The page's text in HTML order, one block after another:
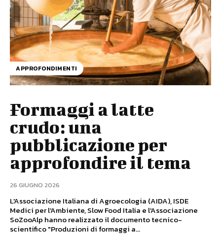
APPROFONDIMENTI
Formaggi a latte
crudo: una
pubblicazione per
approfondire il tema
26 GIUGNO 2026
L'Associazione Italiana di Agroecologia (AIDA), ISDE
Medici per l'Ambiente, Slow Food Italia e l'Associazione
SoZooAlp hanno realizzato il documento tecnico-
scientifico "Produzioni di formaggi a...